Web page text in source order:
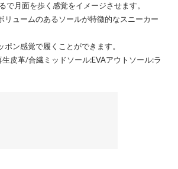
月面を歩く感覚をイメージさせます。
ュームのあるソールが特徴的なスニーカー
ン感覚で履くことができます。
皮革/合繊ミッドソール:EVAアウトソール:ラ